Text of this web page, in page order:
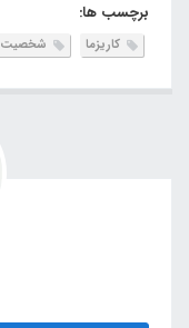
برچسب ها:
کاریزما شخصیت